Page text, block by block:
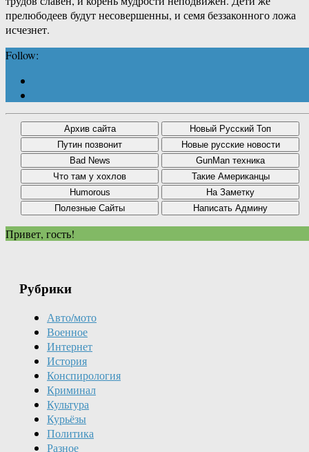
прелюбодеев будут несовершенны, и семя беззаконного ложа
исчезнет.
Follow:
Привет, гость!
Рубрики
Авто/мото
Военное
Интернет
История
Конспирология
Криминал
Культура
Курьёзы
Политика
Разное